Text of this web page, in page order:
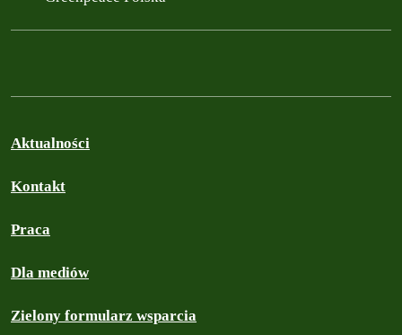
Aktualności
Kontakt
Praca
Dla mediów
Zielony formularz wsparcia